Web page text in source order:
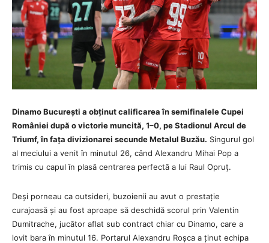
Dinamo București a obținut calificarea în semifinalele Cupei
României după o victorie muncită, 1–0, pe Stadionul Arcul de
Triumf, în fața divizionarei secunde Metalul Buzău. Singurul gol
al meciului a venit în minutul 26, când Alexandru Mihai Pop a
trimis cu capul în plasă centrarea perfectă a lui Raul Opruț.
Deși porneau ca outsideri, buzoienii au avut o prestație
curajoasă și au fost aproape să deschidă scorul prin Valentin
Dumitrache, jucător aflat sub contract chiar cu Dinamo, care a
lovit bara în minutul 16. Portarul Alexandru Roșca a ținut echipa